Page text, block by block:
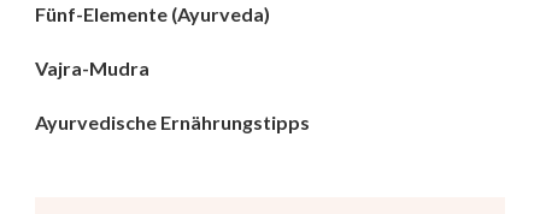
Fünf-Elemente (Ayurveda)
Vajra-Mudra
Ayurvedische Ernährungstipps